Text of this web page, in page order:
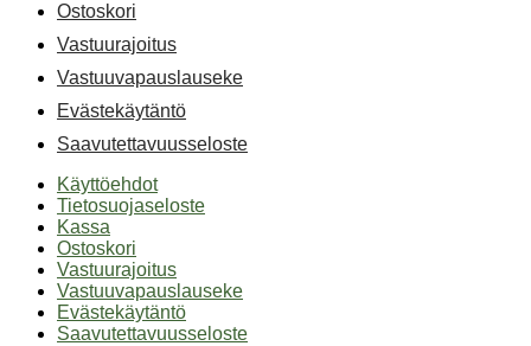
Ostoskori
Vastuurajoitus
Vastuuvapauslauseke
Evästekäytäntö
Saavutettavuusseloste
Käyttöehdot
Tietosuojaseloste
Kassa
Ostoskori
Vastuurajoitus
Vastuuvapauslauseke
Evästekäytäntö
Saavutettavuusseloste